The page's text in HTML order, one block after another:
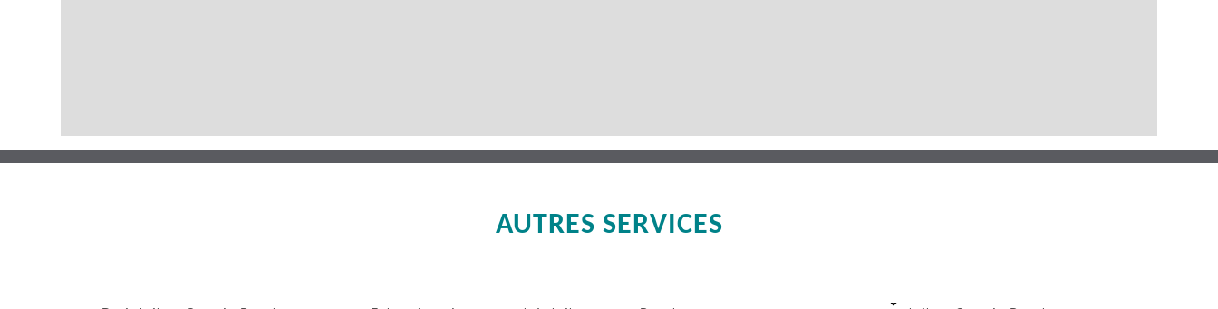
AUTRES SERVICES